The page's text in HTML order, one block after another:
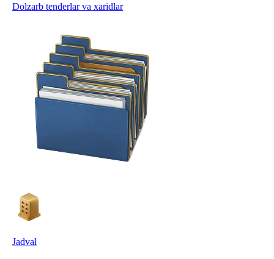
Dolzarb tenderlar va xaridlar
Jadval